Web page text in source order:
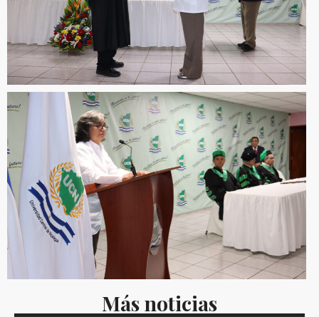
Más noticias